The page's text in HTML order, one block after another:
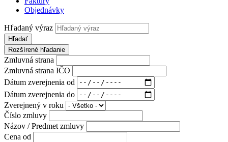
Objednávky
Hľadaný výraz
Hľadať
Rozšírené hľadanie
Zmluvná strana
Zmluvná strana IČO
Dátum zverejnenia od
Dátum zverejnenia do
Zverejnený v roku
Číslo zmluvy
Názov / Predmet zmluvy
Cena od